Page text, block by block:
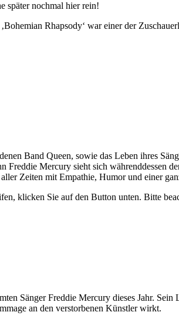
später nochmal hier rein!
Rhapsody‘ war einer der
Band Queen, sowie das Leben ihres
Mercury sieht sich währenddessen
Zeiten mit Empathie, Humor und einer
klicken Sie auf den Button unten. Bitte
Sänger Freddie Mercury dieses Jahr. Sein
an den verstorbenen Künstler wirkt.